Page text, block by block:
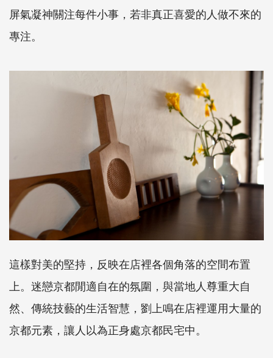
屏氣凝神關注每件小事，若非真正喜愛的人做不來的
專注。
這樣對美的堅持，反映在店裡各個角落的空間布置
上。迷戀京都閒適自在的氛圍，與當地人尊重大自
然、傳統技藝的生活智慧，劉上鳴在店裡運用大量的
京都元素，讓人以為正身處京都民宅中。